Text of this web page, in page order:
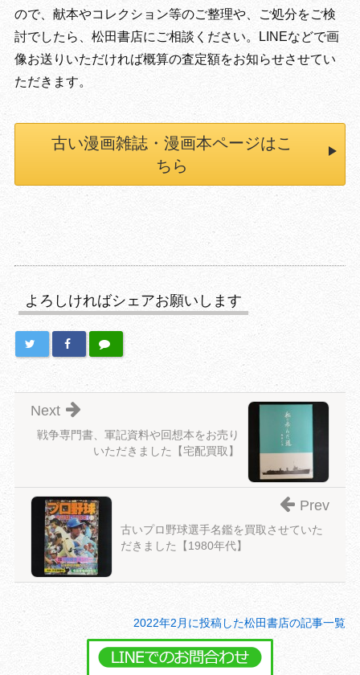
ので、献本やコレクション等のご整理や、ご処分をご検
討でしたら、松田書店にご相談ください。LINEなどで画
像お送りいただければ概算の査定額をお知らせさせてい
ただきます。
古い漫画雑誌・漫画本ページはこ
ちら
よろしければシェアお願いします
戦争専門書、軍記資料や回想本をお売り
いただきました【宅配買取】
Next
古いプロ野球選手名鑑を買取させていた
だきました【1980年代】
Prev
2022年2月に投稿した松田書店の記事一覧